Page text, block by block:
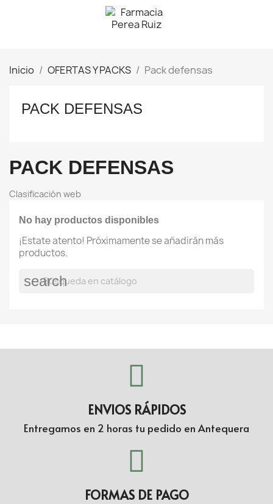
Inicio OFERTAS Y PACKS Pack defensas
PACK DEFENSAS
PACK DEFENSAS
Clasificación web
No hay productos disponibles
¡Estate atento! Próximamente se añadirán más
productos.
search
ENVIOS RÁPIDOS
Entregamos en 2 horas tu pedido en Antequera
FORMAS DE PAGO